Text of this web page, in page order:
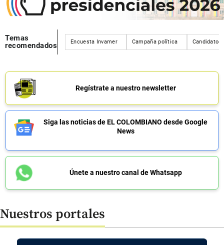
Temas
recomendados
Encuesta Invamer Campaña política Candidatos
Regístrate a nuestro newsletter
Siga las noticias de EL COLOMBIANO desde Google
News
Únete a nuestro canal de Whatsapp
Nuestros portales